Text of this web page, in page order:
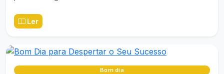
Ler
Bom dia